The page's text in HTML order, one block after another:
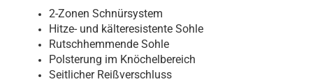
2-Zonen Schnürsystem
Hitze- und kälteresistente Sohle
Rutschhemmende Sohle
Polsterung im Knöchelbereich
Seitlicher Reißverschluss